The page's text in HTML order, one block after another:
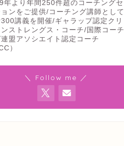
年より年間250件超のコーチングセ
ョンをご提供/コーチング講師として
300講義を開催/ギャラップ認定クリ
ンストレングス・コーチ/国際コーチ
連盟アソシエイト認定コーチ
）
＼ Follow me ／